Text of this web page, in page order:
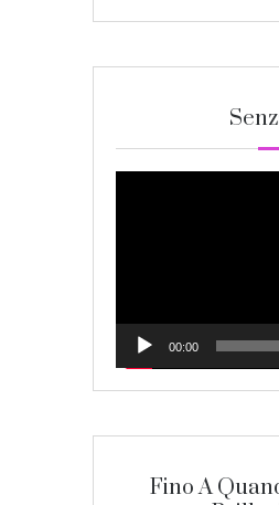
00:00
Fino A